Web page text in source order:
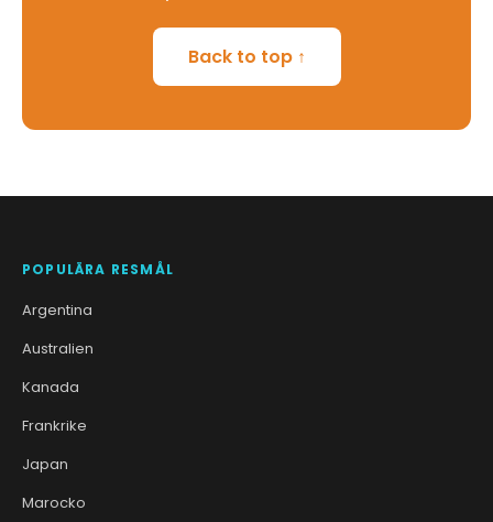
Back to top ↑
POPULÄRA RESMÅL
Argentina
Australien
Kanada
Frankrike
Japan
Marocko